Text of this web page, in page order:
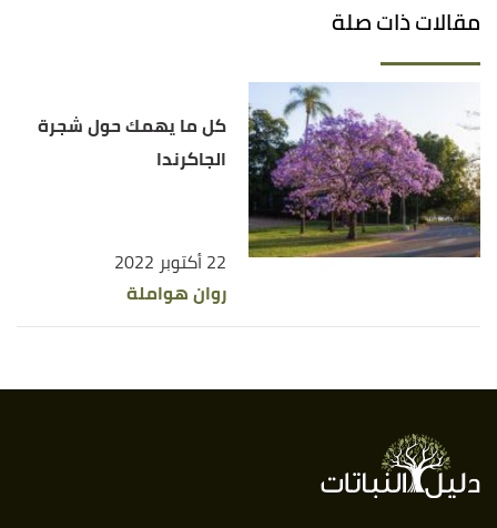
مقالات ذات صلة
كل ما يهمك حول شجرة
الجاكرندا
22 أكتوبر 2022
روان هواملة